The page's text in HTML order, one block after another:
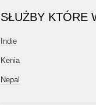
SŁUŻBY KTÓRE
Indie
Kenia
Nepal